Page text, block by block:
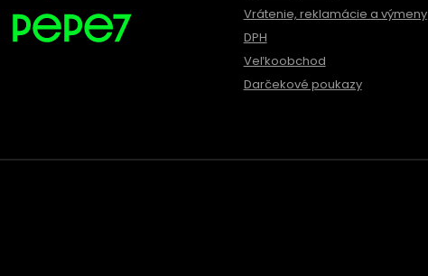
Vrátenie, reklamácie a výmeny
DPH
Veľkoobchod
Darčekové poukazy